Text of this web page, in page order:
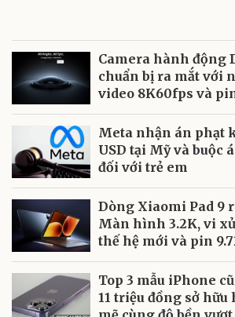
Camera hành động
chuẩn bị ra mắt với
video 8K60fps và
Meta nhận án phạt
USD tại Mỹ và buộc
đối với trẻ em
Dòng Xiaomi Pad 9
Màn hình 3.2K, vi
thế hệ mới và pin
Top 3 mẫu iPhone
11 triệu đồng sở